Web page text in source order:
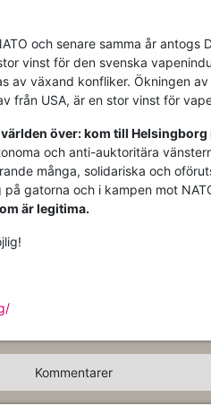
och senare samma år antogs
vinst för den svenska
av växand konfliker. Ökningen
från USA, är en stor vinst för
över: kom till Helsingborg
och anti-auktoritära
många, solidariska och
gatorna och i kampen mot
är legitima.
Kommentarer